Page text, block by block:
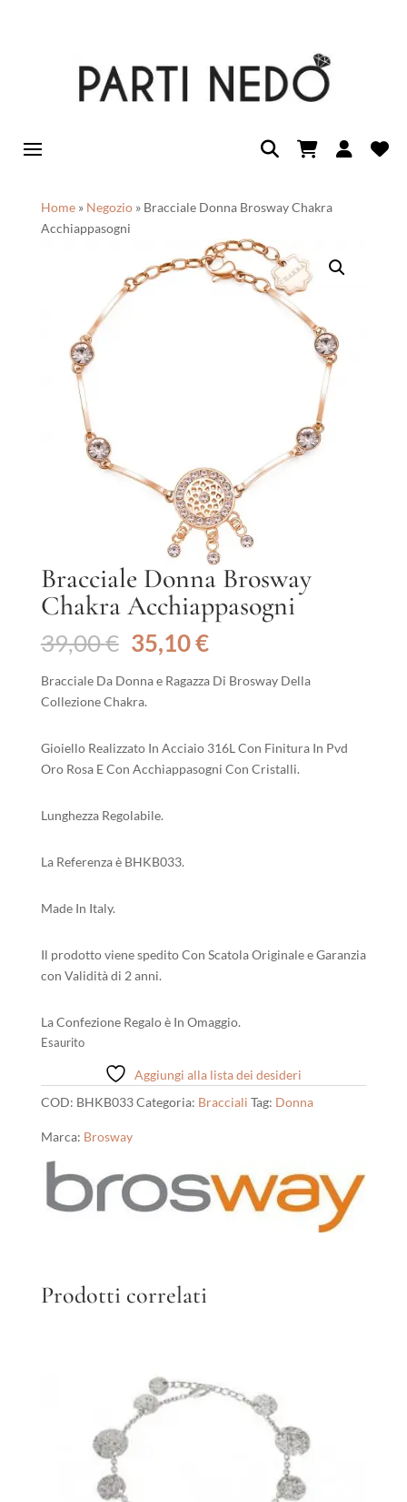
Home» Negozio» Bracciale Donna Brosway Chakra
Acchiappasogni
Bracciale Donna Brosway
Chakra Acchiappasogni
39,00€ Il
prezzo
originale
era:
35,10€Il
attuale
Bracciale Da Donna e Ragazza Di Brosway Della
Collezione Chakra.
Gioiello Realizzato In Acciaio 316L Con Finitura In Pvd
Oro Rosa E Con Acchiappasogni Con Cristalli.
Lunghezza Regolabile.
La Referenza è BHKB033.
Made In Italy.
Il prodotto viene spedito Con Scatola Originale e Garanzia
con Validità di 2 anni.
La Confezione Regalo è In Omaggio.
Esaurito
Aggiungi alla lista dei desideri
COD: BHKB033Categoria: Bracciali Tag: Donna
Marca: Brosway
Prodotti correlati